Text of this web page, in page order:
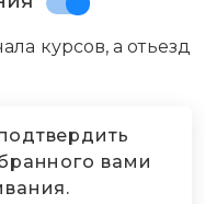
курсов, а отьезд
вами